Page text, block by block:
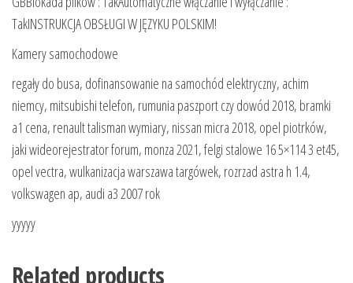
TakINSTRUKCJA OBSŁUGI W JĘZYKU POLSKIM!
Kamery samochodowe
regały do busa, dofinansowanie na samochód elektryczny, achim
niemcy, mitsubishi telefon, rumunia paszport czy dowód 2018, bramki
a1 cena, renault talisman wymiary, nissan micra 2018, opel piotrków,
jaki wideorejestrator forum, monza 2021, felgi stalowe 16 5×114 3 et45,
opel vectra, wulkanizacja warszawa targówek, rozrzad astra h 1.4,
volkswagen ap, audi a3 2007 rok
yyyyy
Related products